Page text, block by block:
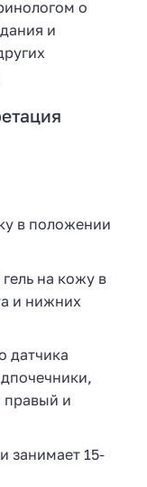
о
и
в положении
на кожу в
и нижних
датчика
правый и
занимает 15-